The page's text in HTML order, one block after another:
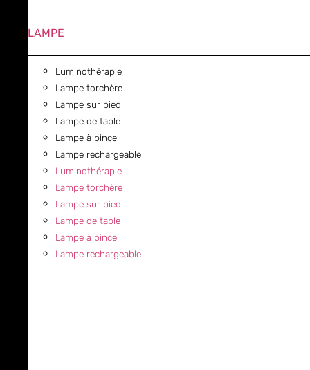
LAMPE
Luminothérapie
Lampe torchère
Lampe sur pied
Lampe de table
Lampe à pince
Lampe rechargeable
Luminothérapie
Lampe torchère
Lampe sur pied
Lampe de table
Lampe à pince
Lampe rechargeable